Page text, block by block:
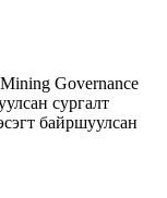
Governance
сургалт
байршуулсан